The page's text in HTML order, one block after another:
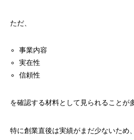
ただ、
事業内容
実在性
信頼性
を確認する材料として見られることが
特に創業直後は実績がまだ少ないため、